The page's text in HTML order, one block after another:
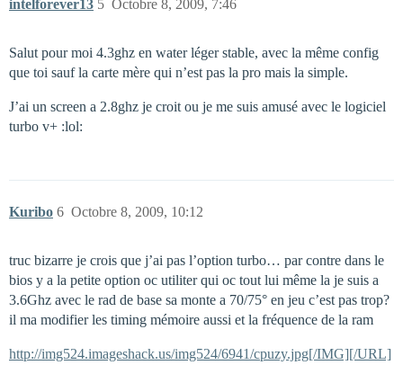
intelforever13 Octobre 8, 2009, 7:46
5
Salut pour moi 4.3ghz en water léger stable, avec la même config
que toi sauf la carte mère qui n’est pas la pro mais la simple.
J’ai un screen a 2.8ghz je croit ou je me suis amusé avec le logiciel
turbo v+ :lol:
Kuribo Octobre 8, 2009, 10:12
6
truc bizarre je crois que j’ai pas l’option turbo… par contre dans le
bios y a la petite option oc utiliter qui oc tout lui même la je suis a
3.6Ghz avec le rad de base sa monte a 70/75° en jeu c’est pas trop?
il ma modifier les timing mémoire aussi et la fréquence de la ram
http://img524.imageshack.us/img524/6941/cpuzy.jpg[/IMG][/URL]